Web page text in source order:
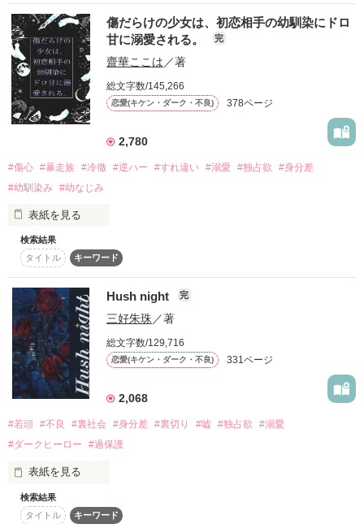
ステータス 全て 完結 更新中
作品の長さ 長編 中編
作品の長さについて
超短編で謎をしかけろ！100文字ミステリーコンテスト
復刻！夏の野いちごビギナーズ応援コンテスト～中・長編チ
200文字でゾッ！こわい短編コンテスト
スターツ出版小説投稿サイト合同企画「1話からの長編大
賞」野いちご！会場
その他の条件 動画あり
トップに君臨する男には
一般人はおろか、同じ組織の人間でさえ
ろくに近づくことができないという。
.
「いいから中へ入れろ。その女は俺が許した」
例外などない、はずだった
──その日までは。
𓆸 𓆸
龍泉閣 ・ 13代目皇帝
-かなどめ  しずか-
𓆸 𓆸
傷だらけの少女は、初恋相手の幼馴染にドロ
甘に溺愛される。
完
齋華ここは ／著
総文字数/145,266
恋愛(キケン・ダーク・不良) 378ページ
2,780
#傷心 #暴走族 #冷徹 #逆ハー #すれ違い #溺愛 #独占欲
#身分差
#幼馴染み #幼なじみ
表紙を見る
親に捨てられ、過去の初恋は、儚く散った。
忘れなきゃと思って生きていたら───。
「お前……椿月か？」
また、出会いました。
「椿月、大丈夫か？」
冷徹で“百獣の王”と噂されているNo.1暴走族の総長。
×
いろんな不運に晒され、心を閉じ込めた少女。
検索結果
タイトル
キーワード
Hush night 完
三好朱珠／著
総文字数/129,716
恋愛(キケン・ダーク・不良) 331ページ
2,068
#若頭 #不良 #裏社会 #身分差 #裏切り #嘘 #独占欲
#溺愛
#ダークヒーロー
#過保護
表紙を見る
検索結果
タイトル
キーワード